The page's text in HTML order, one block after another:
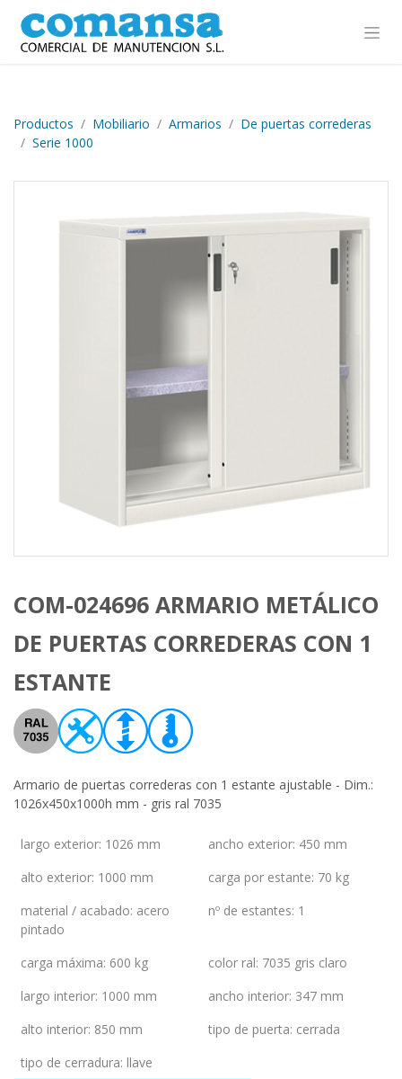
Ir al contenido
Productos Mobiliario Armarios
De puertas correderas
Serie 1000
COM-024696 ARMARIO METÁLICO
DE PUERTAS CORREDERAS CON 1
ESTANTE
Armario de puertas correderas con 1 estante ajustable - Dim.:
1026x450x1000h mm - gris ral 7035
largo exterior: 1026 mm ancho exterior: 450 mm
alto exterior: 1000 mm carga por estante: 70 kg
material / acabado: acero
pintado
nº de estantes: 1
carga máxima: 600 kg color ral: 7035 gris claro
largo interior: 1000 mm ancho interior: 347 mm
alto interior: 850 mm tipo de puerta: cerrada
tipo de cerradura: llave